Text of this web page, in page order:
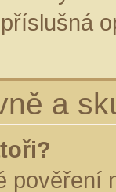
a
pověření